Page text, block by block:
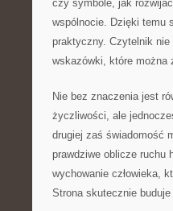
czy symbole, jak
wspólnocie. Dzięki temu
praktyczny. Czytelnik nie
wskazówki, które można
Nie bez znaczenia jest
życzliwości, ale
drugiej zaś świadomość
prawdziwe oblicze ruchu
wychowanie człowieka,
Strona skutecznie